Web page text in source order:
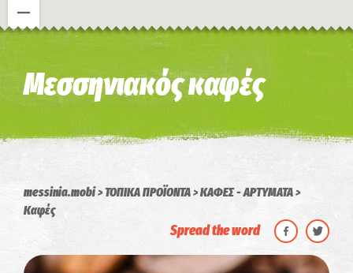
Η εικόνα ενδέχεται να υπόκειται σε πνευματικά δικαιώματα Όροι
Μεσσηνιακός καφές
messinia.mobi ΤΟΠΙΚΑ ΠΡΟΪΟΝΤΑ
ΚΑΦΕΣ - ΑΡΤΥΜΑΤΑ
Καφές
Spread the word